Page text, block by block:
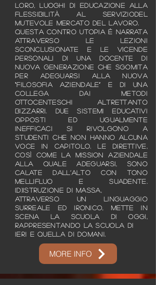
loro, luoghi di educazione alla
flessibilità al serviziodel
mutevole mercato del lavoro.
Questa contro utopia è narrata
attraverso le lezioni
sconclusionate e le vicende
personali di una docente di
nuova generazione che sgomita
per adeguarsi alla nuova
“filosofia aziendale” e di una
collega dai metodi
ottocenteschi altrettanto
bizzarri. Due sistemi educativi
opposti ed ugualmente
inefficaci si rivolgono a
studenti che non hanno alcuna
voce in capitolo. Le direttive,
così come la mission aziendale
alla quale adeguarsi, sono
calate dall’alto con tono
mellifluo e suadente.
(D)istruzione di massa,
attraverso un linguaggio
surreale ed ironico, mette in
scena la scuola di oggi,
rappresentando la scuola di
ieri e quella di domani.
MORE INFO